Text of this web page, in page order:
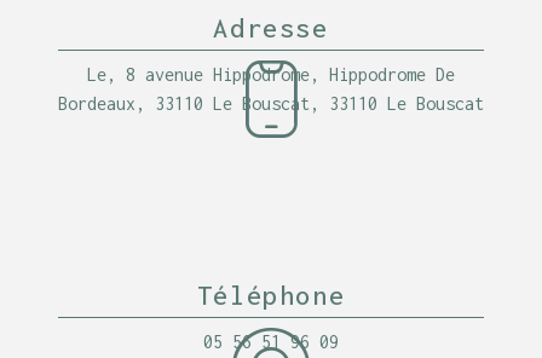
Adresse
Le, 8 avenue Hippodrome, Hippodrome De
Bordeaux, 33110 Le Bouscat, 33110 Le Bouscat
Téléphone
05 56 51 96 09